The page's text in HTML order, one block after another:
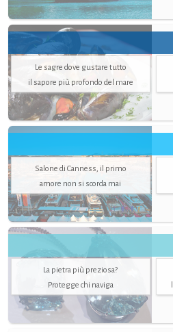
Le sagre dove gustare tutto
il sapore più profondo del mare
Salone di Canness, il primo
amore non si scorda mai
La pietra più preziosa?
Protegge chi naviga